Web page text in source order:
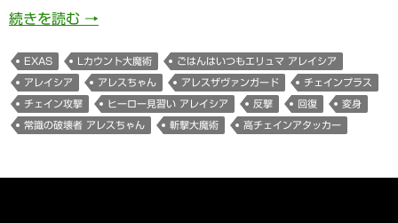
続きを読む 956日目 ヒーロー見習いアレイシアちゃん（ア
→
EXAS Lカウント大魔術 ごはんはいつもエリュマ アレイシア
アレイシア アレスちゃん アレスザヴァンガード チェインプラス
チェイン攻撃 ヒーロー見習い アレイシア 反撃 回復 変身
常識の破壊者 アレスちゃん 斬撃大魔術 高チェインアタッカー